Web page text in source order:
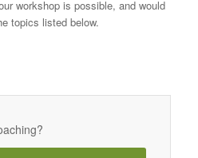
workshop is possible, and would
topics listed below.